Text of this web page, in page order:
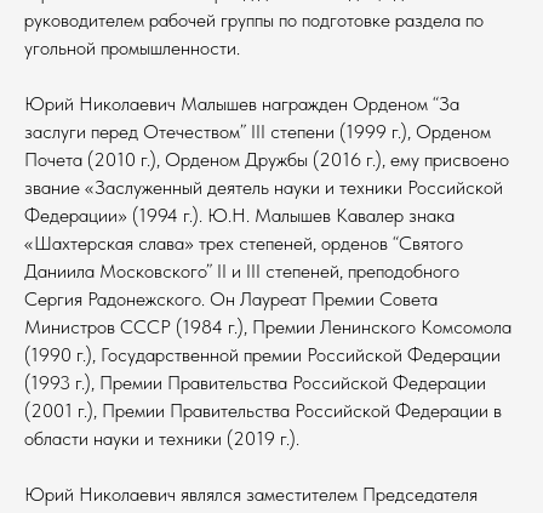
руководителем рабочей группы по подготовке раздела по
угольной промышленности.
Юрий Николаевич Малышев награжден Орденом “За
заслуги перед Отечеством” III степени (1999 г.), Орденом
Почета (2010 г.), Орденом Дружбы (2016 г.), ему присвоено
звание «Заслуженный деятель науки и техники Российской
Федерации» (1994 г.). Ю.Н. Малышев Кавалер знака
«Шахтерская слава» трех степеней, орденов “Святого
Даниила Московского” II и III степеней, преподобного
Сергия Радонежского. Он Лауреат Премии Совета
Министров СССР (1984 г.), Премии Ленинского Комсомола
(1990 г.), Государственной премии Российской Федерации
(1993 г.), Премии Правительства Российской Федерации
(2001 г.), Премии Правительства Российской Федерации в
области науки и техники (2019 г.).
Юрий Николаевич являлся заместителем Председателя